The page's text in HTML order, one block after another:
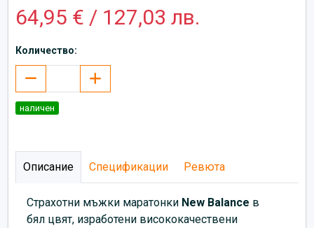
64,95 € / 127,03 лв.
Количество:
наличен
Описание Спецификации Ревюта
Страхотни мъжки маратонки New Balance в
бял цвят, изработени висококачествени